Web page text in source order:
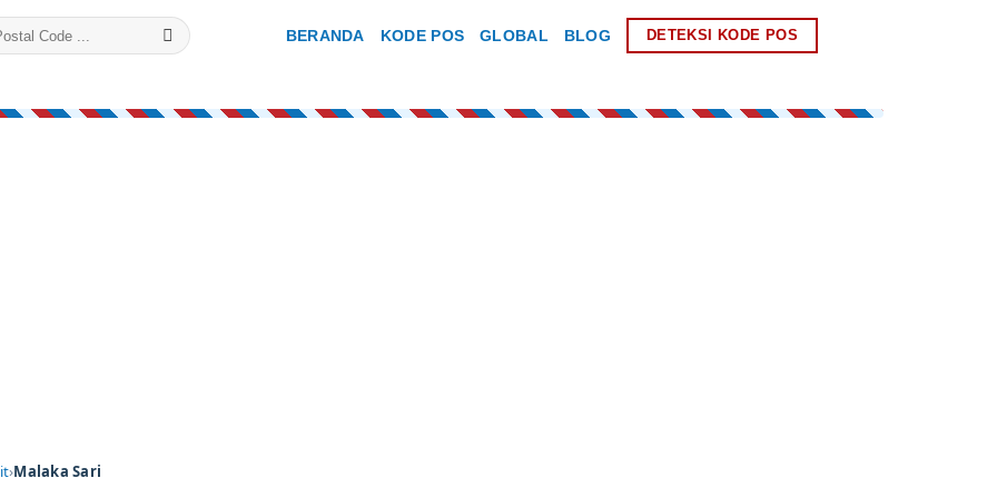
BERANDA KODE POS GLOBAL BLOG DETEKSI KODE POS
›Malaka Sari